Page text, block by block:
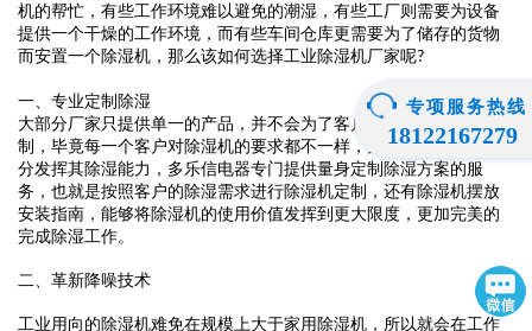
机的帮忙，有些工作环境难以避免的潮湿，有些工厂则需要为设备
提供一个干燥的工作环境，而有些车间仓库更需要为了储存的货物
而安置一个除湿机，那么该如何选择工业除湿机厂家呢?
一、专业定制 除湿
大部分厂家只提供单一的产品，并不会为了客户的需求进行量身定
制，毕竟每一个客户对除湿机的要求都不一样，为了能够让除湿充
分发挥其除湿能力， 多乐信电器专门提供量身定制除湿方案的服
务，也就是按照客户的除湿需求进行除湿机定制，还有除湿机摆放
安装指南，能够将除湿机的使用价值发挥到更大限度，更加完美的
完成除湿工作。
二、 革新降噪技术
工业用向的除湿机难免在规模上大于家用除湿机，所以就会在工作
专项服务热线
18122167279